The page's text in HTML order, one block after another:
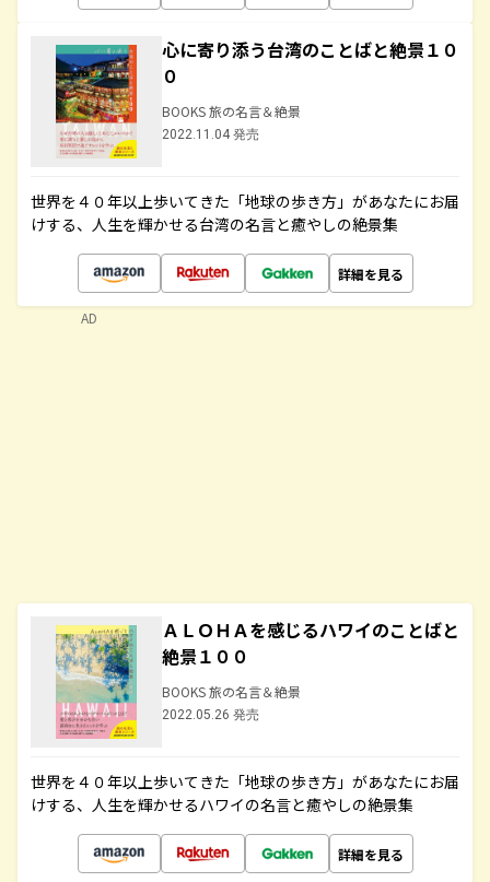
心に寄り添う台湾のことばと絶景１０
０
BOOKS 旅の名言＆絶景
2022.11.04 発売
世界を４０年以上歩いてきた「地球の歩き方」があなたにお届
けする、人生を輝かせる台湾の名言と癒やしの絶景集
詳細を見る
ＡＬＯＨＡを感じるハワイのことばと
絶景１００
BOOKS 旅の名言＆絶景
2022.05.26 発売
世界を４０年以上歩いてきた「地球の歩き方」があなたにお届
けする、人生を輝かせるハワイの名言と癒やしの絶景集
詳細を見る
AD